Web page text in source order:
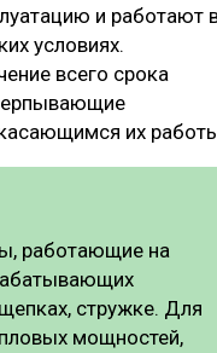
и работают
условиях.
всего срока
их
работающие на
стружке. Для
мощностей,